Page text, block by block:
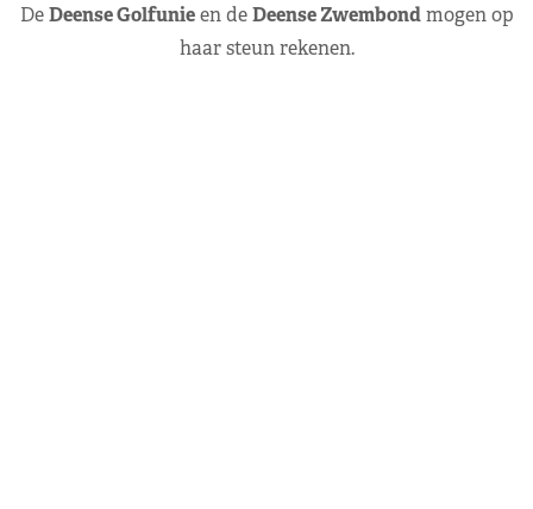
DeDeense Golfunieen deDeense Zwembondmogen op
haar steun rekenen.